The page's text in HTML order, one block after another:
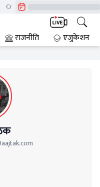
CrimeTak
राजनीति एजुकेशन